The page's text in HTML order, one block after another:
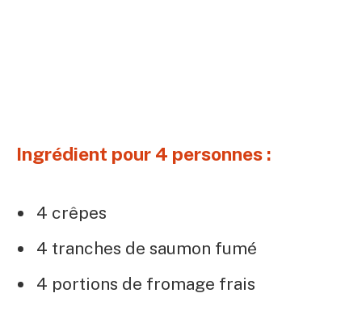
Ingrédient pour 4 personnes :
4 crêpes
4 tranches de saumon fumé
4 portions de fromage frais